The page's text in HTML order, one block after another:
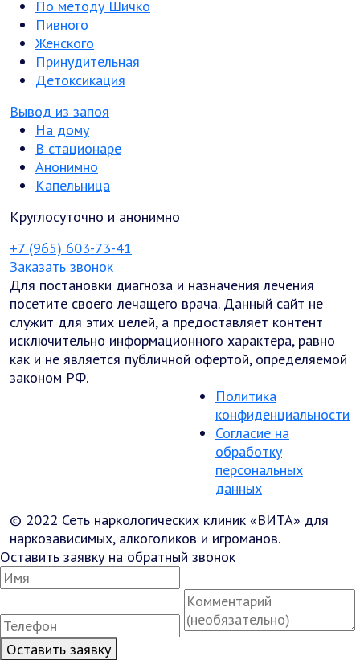
По методу Шичко
Пивного
Женского
Принудительная
Детоксикация
Вывод из запоя
На дому
В стационаре
Анонимно
Капельница
Круглосуточно и анонимно
+7 (965) 603-73-41
Заказать звонок
Для постановки диагноза и назначения лечения
посетите своего лечащего врача. Данный сайт не
служит для этих целей, а предоставляет контент
исключительно информационного характера, равно
как и не является публичной офертой, определяемой
законом РФ.
Политика
конфиденциальности
Согласие на
обработку
персональных
данных
© 2022 Сеть наркологических клиник «ВИТА» для
наркозависимых, алкоголиков и игроманов.
Оставить заявку на обратный звонок
Оставить заявку